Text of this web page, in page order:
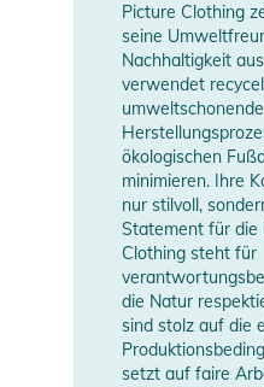
Picture Clothing
seine
Nachhaltigkeit
verwendet
umweltschonende
ökologischen
minimieren. Ihre
nur stilvoll,
Statement für die
Clothing steht für
die Natur
sind stolz auf die
setzt auf faire